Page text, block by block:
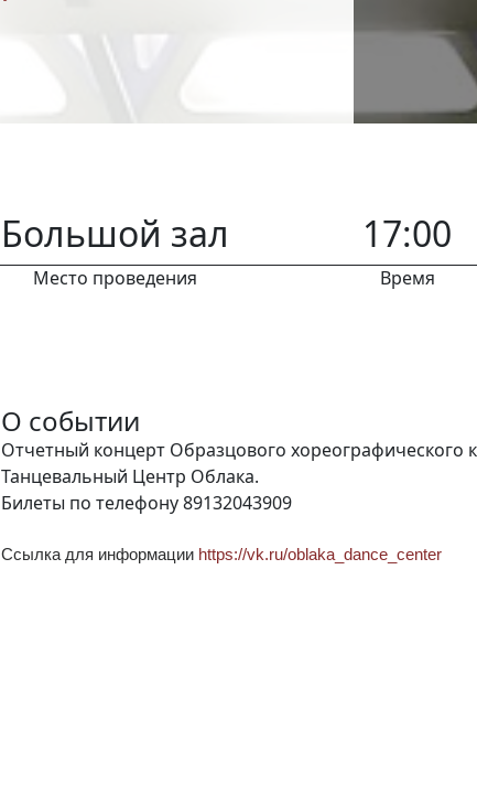
Большой зал
Место проведения
17:00
Время
О событии
Отчетный концерт Образцового хореографического
Танцевальный Центр Облака.
Билеты по телефону 89132043909
Ссылка для информации https://vk.ru/oblaka_dance_center